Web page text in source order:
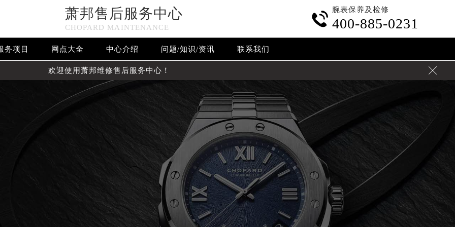
萧邦售后服务中心
CHOPARD MAINTENANCE

腕表保养及检修
400-885-0231
务项目 网点大全 中心介绍 问题/知识/资讯 联系我们
欢迎使用萧邦维修售后服务中心！ 